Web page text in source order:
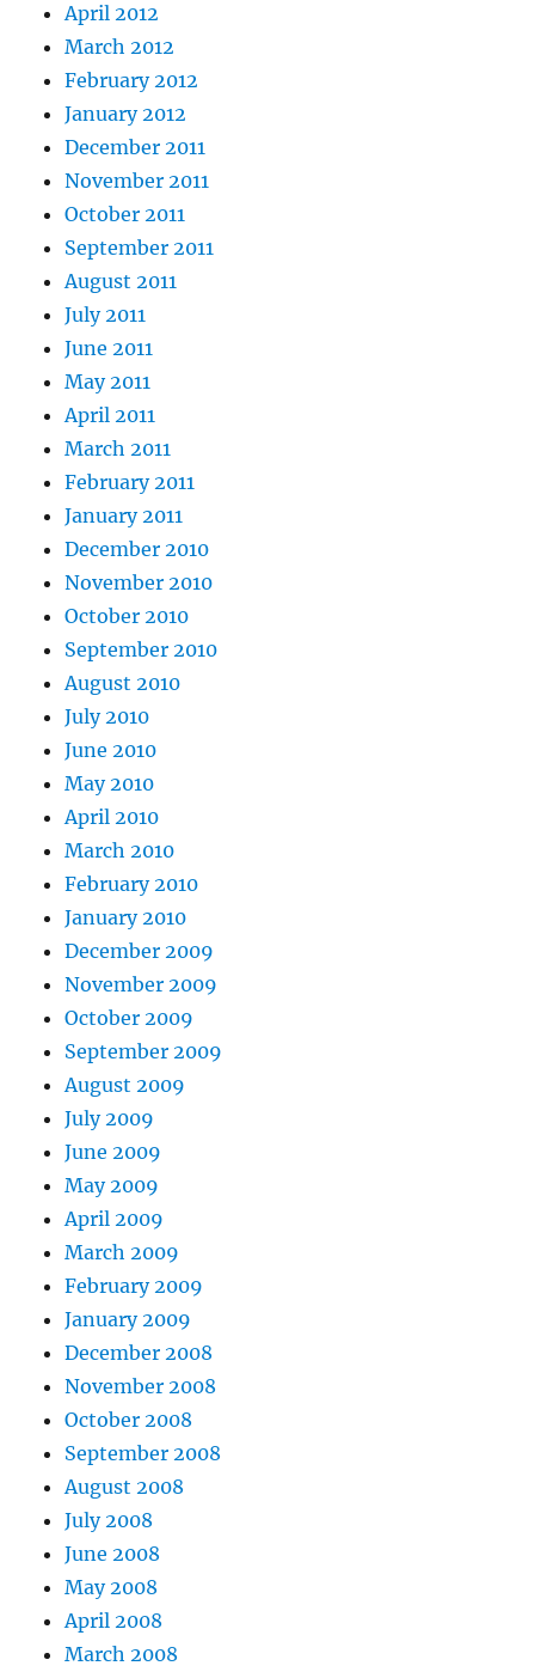
April 2012
March 2012
February 2012
January 2012
December 2011
November 2011
October 2011
September 2011
August 2011
July 2011
June 2011
May 2011
April 2011
March 2011
February 2011
January 2011
December 2010
November 2010
October 2010
September 2010
August 2010
July 2010
June 2010
May 2010
April 2010
March 2010
February 2010
January 2010
December 2009
November 2009
October 2009
September 2009
August 2009
July 2009
June 2009
May 2009
April 2009
March 2009
February 2009
January 2009
December 2008
November 2008
October 2008
September 2008
August 2008
July 2008
June 2008
May 2008
April 2008
March 2008